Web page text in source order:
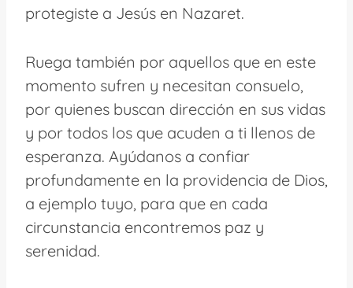
protegiste a Jesús en Nazaret.
Ruega también por aquellos que en este
momento sufren y necesitan consuelo,
por quienes buscan dirección en sus vidas
y por todos los que acuden a ti llenos de
esperanza. Ayúdanos a confiar
profundamente en la providencia de Dios,
a ejemplo tuyo, para que en cada
circunstancia encontremos paz y
serenidad.